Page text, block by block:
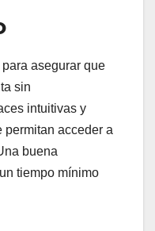
asegurar que
sin
intuitivas y
permitan acceder a
buena
tiempo mínimo